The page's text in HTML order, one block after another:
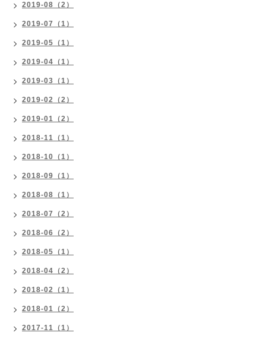
2019-08（2）
2019-07（1）
2019-05（1）
2019-04（1）
2019-03（1）
2019-02（2）
2019-01（2）
2018-11（1）
2018-10（1）
2018-09（1）
2018-08（1）
2018-07（2）
2018-06（2）
2018-05（1）
2018-04（2）
2018-02（1）
2018-01（2）
2017-11（1）